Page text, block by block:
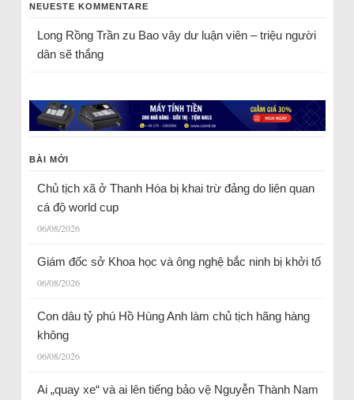
NEUESTE KOMMENTARE
Long Rồng Trầnzu Bao vây dư luận viên – triệu người
dân sẽ thắng
BÀI MỚI
Chủ tịch xã ở Thanh Hóa bị khai trừ đảng do liên quan
cá độ world cup
06/08/2026
Giám đốc sở Khoa học và ông nghệ bắc ninh bị khởi tố
06/08/2026
Con dâu tỷ phú Hồ Hùng Anh làm chủ tịch hãng hàng
không
06/08/2026
Ai „quay xe“ và ai lên tiếng bảo vệ Nguyễn Thành Nam